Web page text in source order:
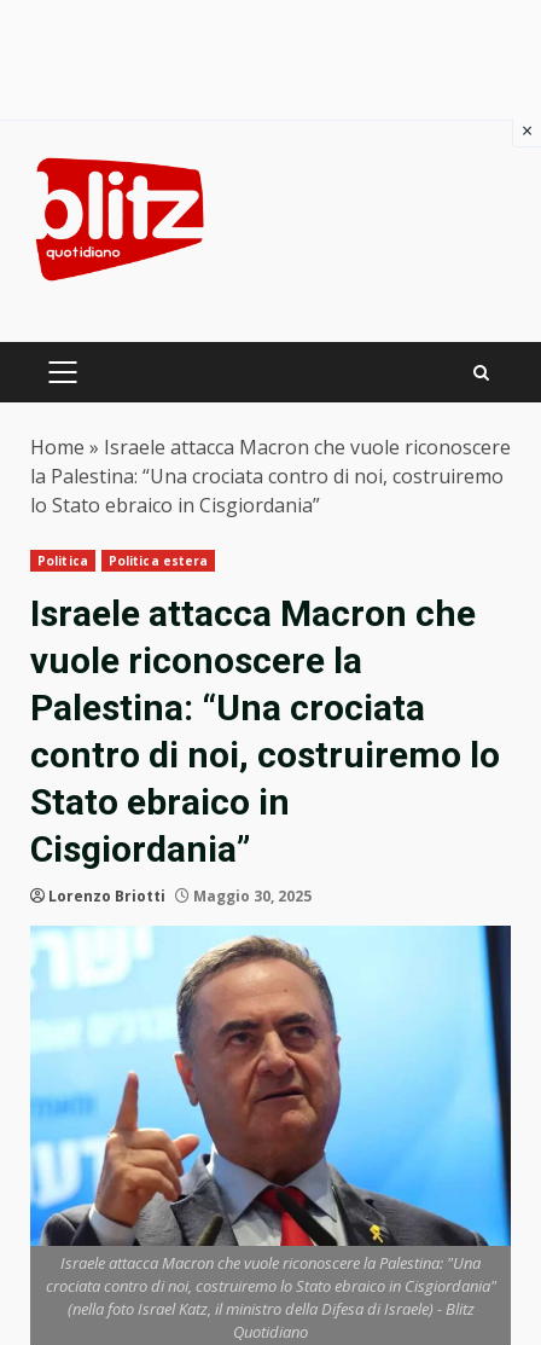
content
PRIMARY
Home » Israele attacca Macron che vuole riconoscere
la Palestina: “Una crociata contro di noi, costruiremo
lo Stato ebraico in Cisgiordania”
Politica Politica estera
Israele attacca Macron che
vuole riconoscere la
Palestina: “Una crociata
contro di noi, costruiremo lo
Stato ebraico in
Cisgiordania”
Lorenzo Briotti Maggio 30, 2025
Israele attacca Macron che vuole riconoscere la Palestina: "Una
crociata contro di noi, costruiremo lo Stato ebraico in Cisgiordania"
(nella foto Israel Katz, il ministro della Difesa di Israele) - Blitz
Quotidiano
×